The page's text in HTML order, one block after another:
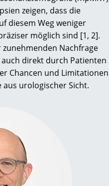
zeigen, dass die
diesem Weg weniger
möglich sind [1, 2].
zunehmenden Nachfrage
direkt durch Patienten
Chancen und Limitationen
aus urologischer Sicht.